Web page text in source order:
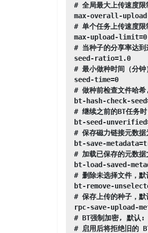
# 全局最大上传速度
max-overall-
# 单个任务上传速度
max-upload-limit=0
# 当种子的分享率达
seed-ratio=1.0
# 最小做种时间（分钟
seed-time=0
# 做种前检查文件哈
bt-hash-check-
# 继续之前的BT任
bt-seed-
# 保存磁力链接元
bt-save-
# 加载已保存的元数
bt-load-saved-
# 删除未选择文件，
bt-remove-
# 保存上传的种子，
rpc-save-upload-
# BT强制加密, 默认
# 启用后将拒绝旧的